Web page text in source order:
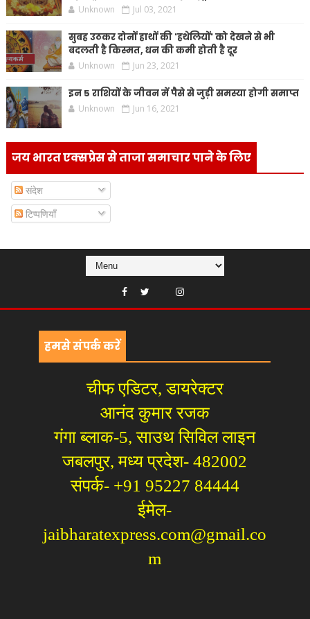
Unknown Jul 03, 2021
सुबह उठकर दोनों हाथों की 'हथेलियों' को देखने से भी
बदलती है किस्मत, धन की कमी होती है दूर
Unknown Jun 23, 2021
इन 5 राशियों के जीवन में पैसे से जुड़ी समस्या होगी समाप्त
Unknown Jun 16, 2021
जय भारत एक्सप्रेस से ताजा समाचार पाने के लिए
संदेश
टिप्पणियाँ
हमसे संपर्क करें
चीफ एडिटर, डायरेक्टर
आनंद कुमार रजक
गंगा ब्लाक-5, साउथ सिविल लाइन
जबलपुर, मध्य प्रदेश- 482002
संपर्क- +91 95227 84444
ईमेल-
jaibharatexpress.com@gmail.co
m